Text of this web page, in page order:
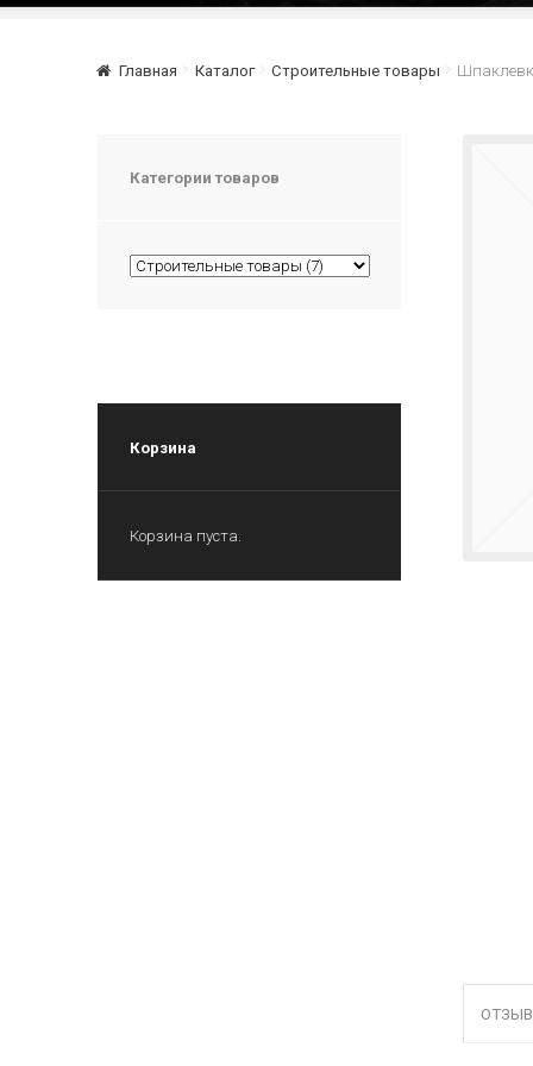
Главная Каталог Строительные товары
Категории товаров
Корзина
Корзина пуста.